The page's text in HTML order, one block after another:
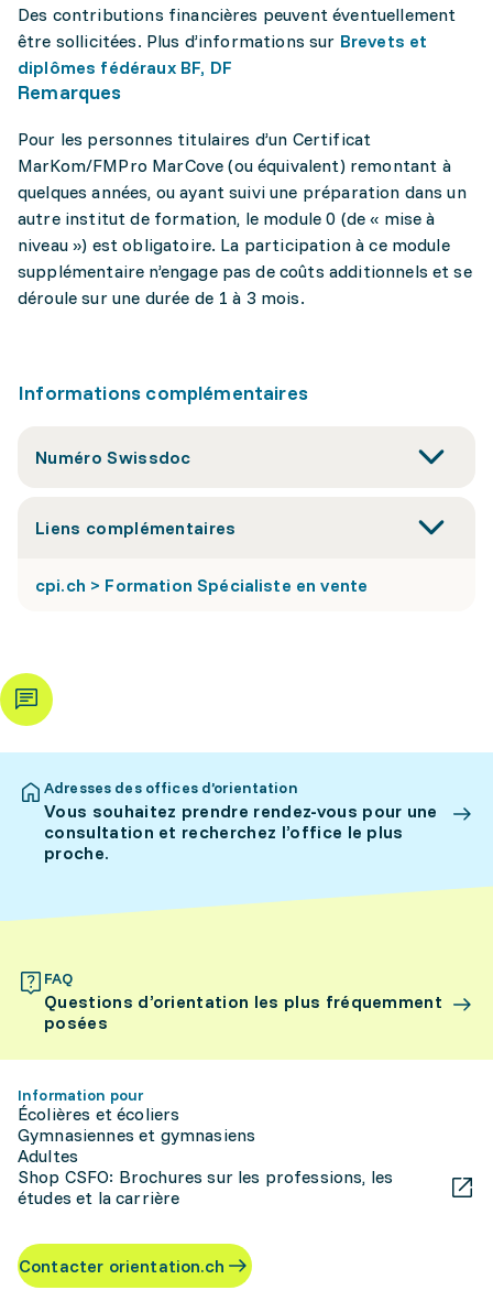
Des contributions financières peuvent éventuellement
être sollicitées. Plus d’informations sur Brevets et
diplômes fédéraux BF, DF
Remarques
Pour les personnes titulaires d’un Certificat
MarKom/FMPro MarCove (ou équivalent) remontant à
quelques années, ou ayant suivi une préparation dans un
autre institut de formation, le module 0 (de « mise à
niveau ») est obligatoire. La participation à ce module
supplémentaire n’engage pas de coûts additionnels et se
déroule sur une durée de 1 à 3 mois.
Informations complémentaires
Numéro Swissdoc
Liens complémentaires
cpi.ch > Formation Spécialiste en vente
Adresses des offices d’orientation
Vous souhaitez prendre rendez-vous pour une
consultation et recherchez l’office le plus
proche.
FAQ
Questions d’orientation les plus fréquemment
posées
Information pour
Écolières et écoliers
Gymnasiennes et gymnasiens
Adultes
Shop CSFO: Brochures sur les professions, les
études et la carrière
Contacter orientation.ch